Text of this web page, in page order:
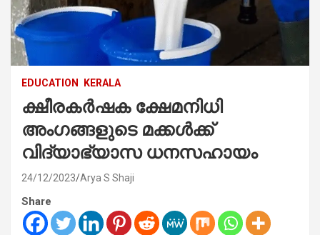
EDUCATION KERALA
ക്ഷീരകര്‍ഷക ക്ഷേമനിധി
അംഗങ്ങളുടെ മക്കള്‍ക്ക്
വിദ്യാഭ്യാസ ധനസഹായം
24/12/2023 Arya S Shaji
Share